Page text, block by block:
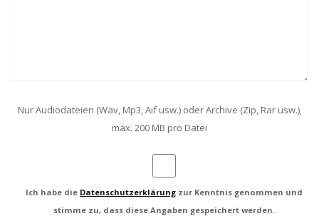
Nur Audiodateien (Wav, Mp3, Aif usw.) oder Archive (Zip, Rar usw.),
max. 200 MB pro Datei
Ich habe die Datenschutzerklärung zur Kenntnis genommen und
stimme zu, dass diese Angaben gespeichert werden.